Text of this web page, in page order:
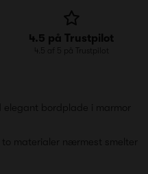
4.5 på Trustpilot
4.5 af 5 på Trustpilot
bordplade i marmor
materialer nærmest smelter